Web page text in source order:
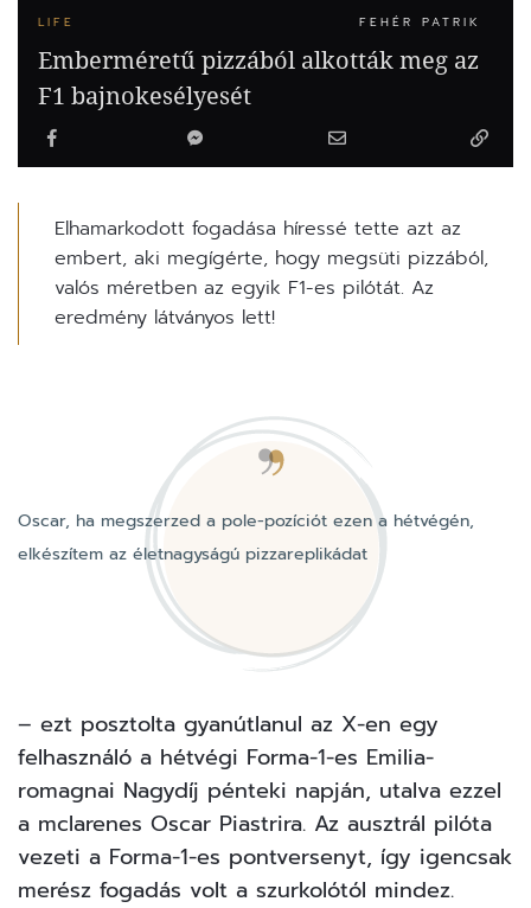
LIFE FEHÉR PATRIK
Emberméretű pizzából alkották meg az
F1 bajnokesélyesét
Elhamarkodott fogadása híressé tette azt az
embert, aki megígérte, hogy megsüti pizzából,
valós méretben az egyik F1-es pilótát. Az
eredmény látványos lett!
Oscar, ha megszerzed a pole-pozíciót ezen a hétvégén,
elkészítem az életnagyságú pizzareplikádat
– ezt posztolta gyanútlanul az X-en egy
felhasználó a hétvégi Forma-1-es Emilia-
romagnai Nagydíj pénteki napján, utalva ezzel
a mclarenes Oscar Piastrira. Az ausztrál pilóta
vezeti a Forma-1-es pontversenyt, így igencsak
merész fogadás volt a szurkolótól mindez.